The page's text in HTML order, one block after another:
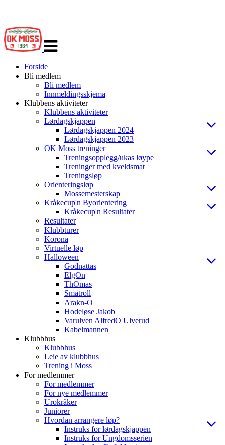
navigasjon
Forside
Bli medlem
Bli medlem
Innmeldingsskjema
Klubbens aktiviteter
Klubbens aktiviteter
Lørdagskjappen
Lørdagskjappen 2024
Lørdagskjappen 2023
OK Moss treninger
Treningsopplegg/ukas løype
Treninger med kveldsmat
Treningsløp
Orienteringsløp
Mossemesterskap
Kråkecup'n Byorientering
Kråkecup'n Resultater
Resultater
Klubbturer
Korona
Virtuelle løp
Halloween
Godnattas
ElgOn
ThOmas
Småtroll
Arakn-O
Hodeløse Jakob
Varulven AlfredO Ulverud
Kabelmannen
Klubbhus
Klubbhus
Leie av klubbhus
Trening i Moss
For medlemmer
For medlemmer
For nye medlemmer
Urokråker
Juniorer
Hvordan arrangere løp?
Instruks for lørdagskjappen
Instruks for Ungdomsserien